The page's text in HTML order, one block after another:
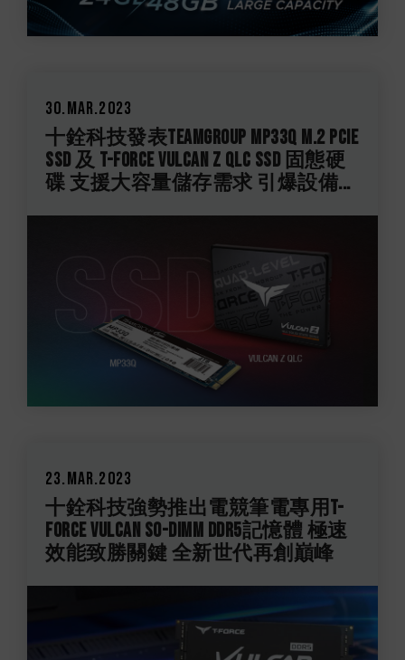
30.Mar.2023
十銓科技發表TEAMGROUP MP33Q M.2 PCIe
SSD 及 T-FORCE VULCAN Z QLC SSD 固態硬
碟 支援大容量儲存需求 引爆設備...
23.Mar.2023
十銓科技強勢推出電競筆電專用T-
FORCE VULCAN SO-DIMM DDR5記憶體 極速
效能致勝關鍵 全新世代再創巔峰